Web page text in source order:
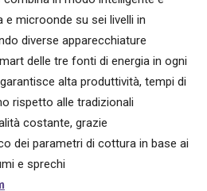
e microonde su sei livelli in
diverse apparecchiature
delle tre fonti di energia in ogni
alta produttività, tempi di
rispetto alle tradizionali
costante, grazie
dei parametri di cottura in base ai
e sprechi